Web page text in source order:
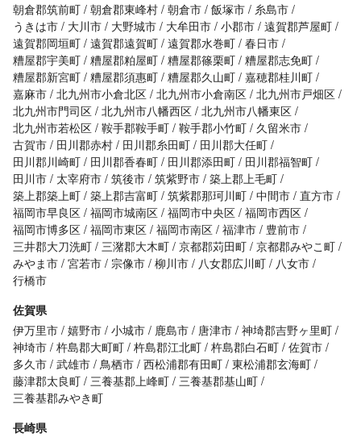
朝倉郡筑前町 朝倉郡東峰村 朝倉市 飯塚市
糸島市
うきは市
大川市 大野城市 大牟田市 小郡市 遠賀郡芦屋町
遠賀郡岡垣町 遠賀郡遠賀町 遠賀郡水巻町 春日市
糟屋郡宇美町 糟屋郡粕屋町 糟屋郡篠栗町 糟屋郡志免町
糟屋郡新宮町 糟屋郡須惠町 糟屋郡久山町 嘉穂郡桂川町
嘉麻市 北九州市小倉北区 北九州市小倉南区 北九州市戸畑区
北九州市門司区 北九州市八幡西区 北九州市八幡東区
北九州市若松区 鞍手郡鞍手町 鞍手郡小竹町
久留米市
古賀市
田川郡赤村 田川郡糸田町
田川郡大任町
田川郡川崎町
田川郡香春町 田川郡添田町
田川郡福智町
田川市
太宰府市 筑後市 筑紫野市 築上郡上毛町
築上郡築上町 築上郡吉富町 筑紫郡那珂川町 中間市 直方市
福岡市早良区 福岡市城南区 福岡市中央区 福岡市西区
福岡市博多区 福岡市東区 福岡市南区 福津市
豊前市
三井郡大刀洗町 三潴郡大木町 京都郡苅田町 京都郡みやこ町
みやま市 宮若市 宗像市 柳川市 八女郡広川町
八女市
行橋市
佐賀県
伊万里市 嬉野市 小城市 鹿島市 唐津市 神埼郡吉野ヶ里町
神埼市 杵島郡大町町 杵島郡江北町 杵島郡白石町 佐賀市
多久市 武雄市 鳥栖市 西松浦郡有田町 東松浦郡玄海町
藤津郡太良町 三養基郡上峰町 三養基郡基山町
三養基郡みやき町
長崎県